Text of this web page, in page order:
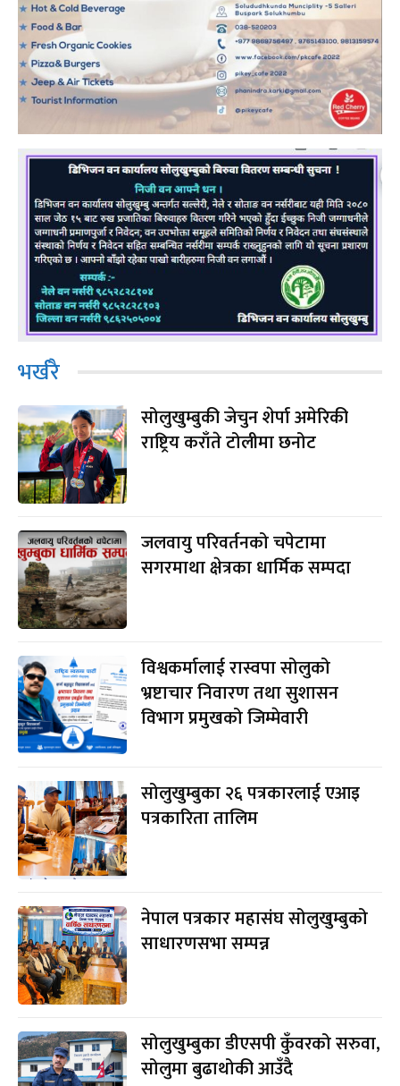
भर्खरै
सोलुखुम्बुकी जेचुन शेर्पा अमेरिकी
राष्ट्रिय कराँते टोलीमा छनोट
जलवायु परिवर्तनको चपेटामा
सगरमाथा क्षेत्रका धार्मिक सम्पदा
विश्वकर्मालाई रास्वपा सोलुको
भ्रष्टाचार निवारण तथा सुशासन
विभाग प्रमुखको जिम्मेवारी
सोलुखुम्बुका २६ पत्रकारलाई एआइ
पत्रकारिता तालिम
नेपाल पत्रकार महासंघ सोलुखुम्बुको
साधारणसभा सम्पन्न
सोलुखुम्बुका डीएसपी कुँवरको सरुवा,
सोलुमा बुढाथोकी आउँदै